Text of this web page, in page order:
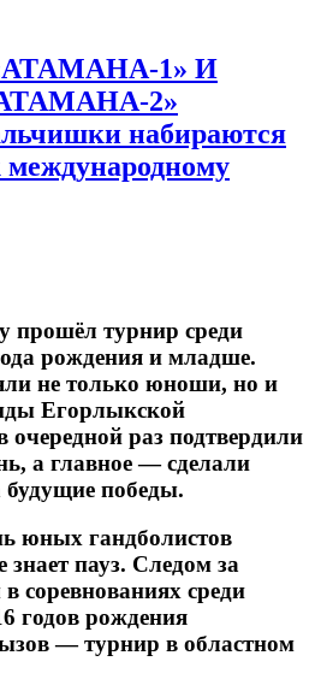
1» И
2»
набираются
турнир среди
рождения и младше.
не только юноши, но и
Егорлыкской
раз подтвердили
а главное — сделали
будущие победы.
юных гандболистов
пауз. Следом за
соревнованиях среди
годов рождения
— турнир в областном